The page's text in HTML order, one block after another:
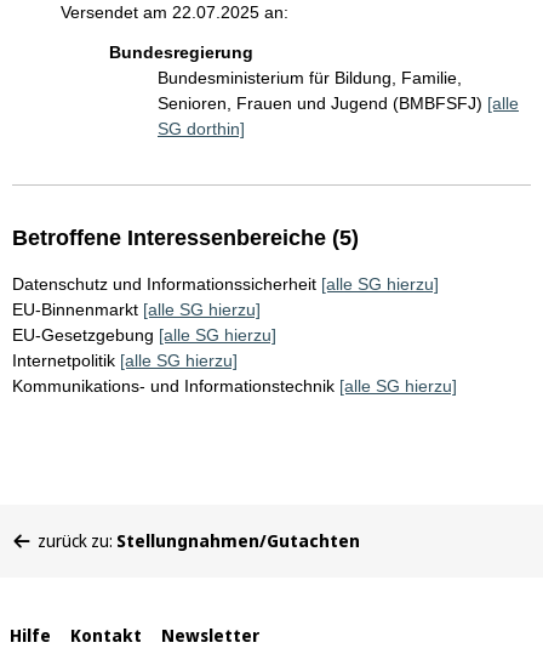
Versendet am 22.07.2025 an:
Bundesregierung
Bundesministerium für Bildung, Familie,
Senioren, Frauen und Jugend (BMBFSFJ) [alle
SG dorthin]
Betroffene Interessenbereiche (5)
Datenschutz und Informationssicherheit [alle SG hierzu]
EU-Binnenmarkt [alle SG hierzu]
EU-Gesetzgebung [alle SG hierzu]
Internetpolitik [alle SG hierzu]
Kommunikations- und Informationstechnik [alle SG hierzu]
befinden
zurück zu: Stellungnahmen/Gutachten
Interne
Hilfe Kontakt Newsletter